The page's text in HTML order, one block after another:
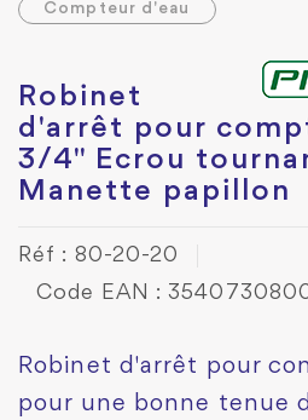
Compteur d'eau
Robinet
d'arrêt pour
3/4" Ecrou
Manette papillon
Réf : 80-20-20
Code EAN :
Robinet d'arrêt pour
pour une bonne tenue